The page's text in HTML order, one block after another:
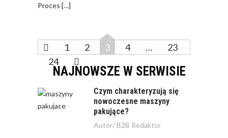
Proces […]
1 2 3 4 …
23
24
NAJNOWSZE W SERWISIE
Czym charakteryzują się
nowoczesne maszyny
pakujące?
Autor/ B2B Redaktor